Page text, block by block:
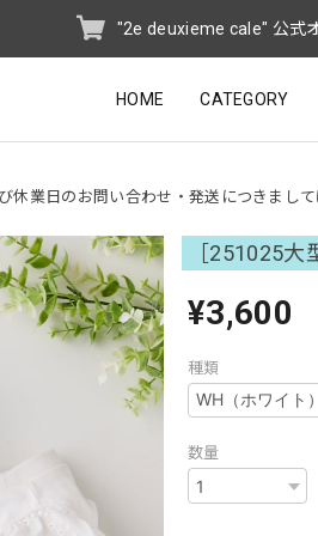
"2e deuxieme cale" 公式
HOME CATEGORY
休業日のお問い合わせ・発送につきまし
［251025
¥3,600
種類
数量